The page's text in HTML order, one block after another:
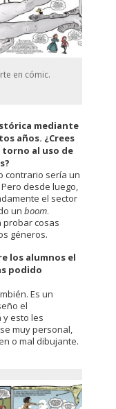
en cómic.
mediante
años. ¿Crees
torno al uso de
contrario sería un
desde luego,
el sector
un boom.
probar cosas
géneros.
los alumnos el
podido
Es un
el
esto les
muy personal,
o mal dibujante.